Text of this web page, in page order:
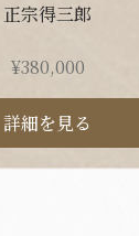
正宗得三郎
¥380,000
詳細を見る